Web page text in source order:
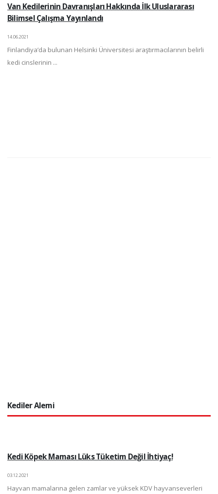
Van Kedilerinin Davranışları Hakkında İlk Uluslararası
Bilimsel Çalışma Yayınlandı
14.06.2021
Finlandiya’da bulunan Helsinki Üniversitesi araştırmacılarının belirli
kedi cinslerinin ...
Kediler Alemi
Kedi Köpek Maması Lüks Tüketim Değil İhtiyaç!
03.12.2021
Hayvan mamalarına gelen zamlar ve yüksek KDV hayvanseverleri